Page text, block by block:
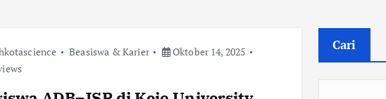
Beasiswa & Karier
Oktober 14, 2025
Cari